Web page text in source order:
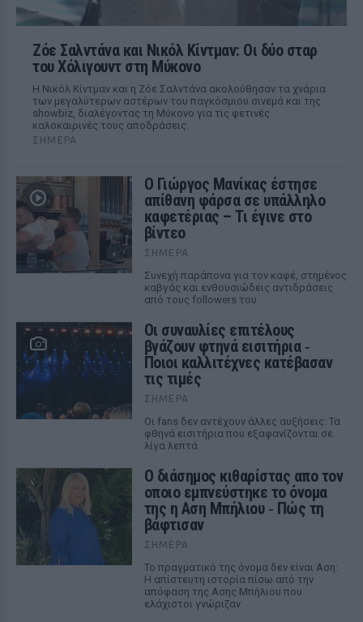
Ζόε Σαλντάνα και Νικόλ Κίντμαν: Οι δύο σταρ
του Χόλιγουντ στη Μύκονο
Η Νικόλ Κίντμαν και η Ζόε Σαλντάνα ακολούθησαν τα χνάρια
των μεγαλύτερων αστέρων του παγκόσμιου σινεμά και της
showbiz, διαλέγοντας τη Μύκονο για τις φετινές
καλοκαιρινές τους αποδράσεις.
ΣΉΜΕΡΑ
Ο Γιώργος Μανίκας έστησε
απίθανη φάρσα σε υπάλληλο
καφετέριας – Τι έγινε στο
βίντεο
ΣΉΜΕΡΑ
Συνεχή παράπονα για τον καφέ, στημένος
καβγάς και ενθουσιώδεις αντιδράσεις
από τους followers του
Οι συναυλίες επιτέλους
βγάζουν φτηνά εισιτήρια ‑
Ποιοι καλλιτέχνες κατέβασαν
τις τιμές
ΣΉΜΕΡΑ
Οι fans δεν αντέχουν άλλες αυξήσεις: Τα
φθηνά εισιτήρια που εξαφανίζονται σε
λίγα λεπτά
Ο διάσημος κιθαρίστας απο τον
οποιο εμπνεύστηκε το όνομα
της η Αση Μπήλιου ‑ Πώς τη
βάφτισαν
ΣΉΜΕΡΑ
Το πραγματικό της όνομα δεν είναι Αση:
Η απίστευτη ιστορία πίσω από την
απόφαση της Ασης Μπήλιου που
ελάχιστοι γνώριζαν